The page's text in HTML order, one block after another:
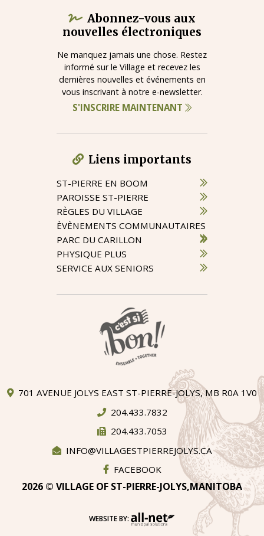
Abonnez-vous aux
nouvelles électroniques
Ne manquez jamais une chose. Restez
informé sur le Village et recevez les
dernières nouvelles et événements en
vous inscrivant à notre e-newsletter.
S'INSCRIRE MAINTENANT
Liens importants
ST-PIERRE EN BOOM
PAROISSE ST-PIERRE
RÈGLES DU VILLAGE
ÈVÈNEMENTS COMMUNAUTAIRES
PARC DU CARILLON
PHYSIQUE PLUS
SERVICE AUX SENIORS
701 AVENUE JOLYS EAST ST-PIERRE-JOLYS, MB R0A 1V0
204.433.7832
204.433.7053
INFO@VILLAGESTPIERREJOLYS.CA
FACEBOOK
2026 © VILLAGE OF ST-PIERRE-JOLYS,MANITOBA
WEBSITE BY: